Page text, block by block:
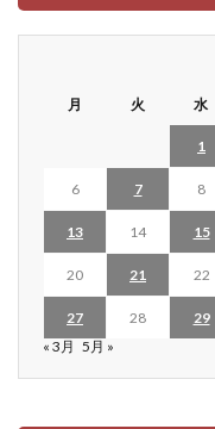
月 火 水
1
6 7 8
13 14 15
20 21 22
27 28 29
« 3月 5月 »